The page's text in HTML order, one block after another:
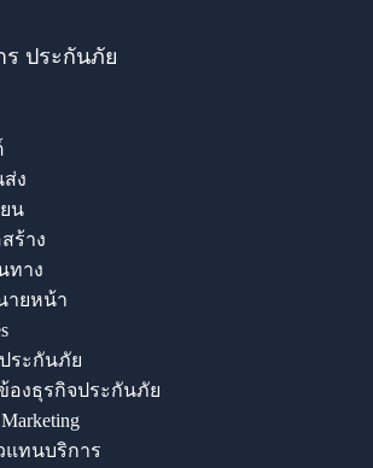
ประกันภัย
ง
น
ร้าง
ทาง
ายหน้า
ระกันภัย
องธุรกิจประกันภัย
แทนบริการ